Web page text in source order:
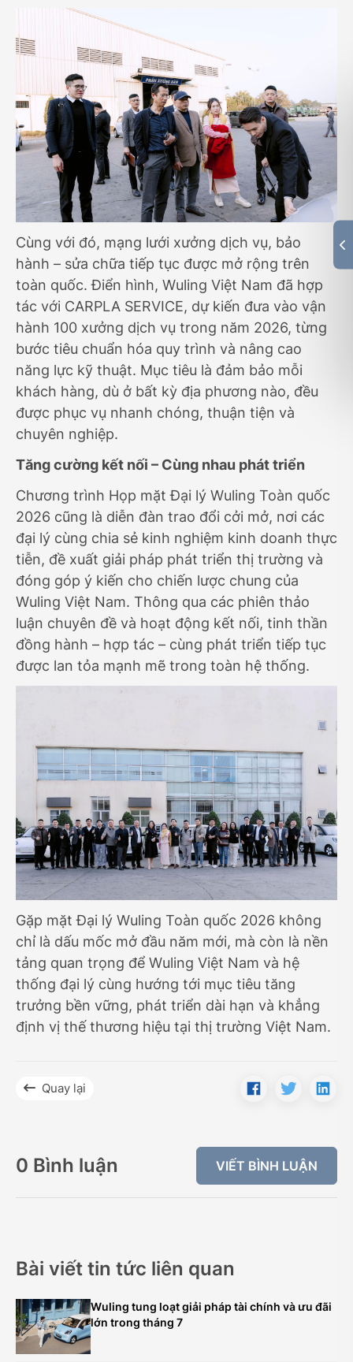
Cùng với đó, mạng lưới xưởng dịch vụ, bảo
hành – sửa chữa tiếp tục được mở rộng trên
toàn quốc. Điển hình, Wuling Việt Nam đã hợp
tác với CARPLA SERVICE, dự kiến đưa vào vận
hành 100 xưởng dịch vụ trong năm 2026, từng
bước tiêu chuẩn hóa quy trình và nâng cao
năng lực kỹ thuật. Mục tiêu là đảm bảo mỗi
khách hàng, dù ở bất kỳ địa phương nào, đều
được phục vụ nhanh chóng, thuận tiện và
chuyên nghiệp.
Tăng cường kết nối – Cùng nhau phát triển
Chương trình Họp mặt Đại lý Wuling Toàn quốc
2026 cũng là diễn đàn trao đổi cởi mở, nơi các
đại lý cùng chia sẻ kinh nghiệm kinh doanh thực
tiễn, đề xuất giải pháp phát triển thị trường và
đóng góp ý kiến cho chiến lược chung của
Wuling Việt Nam. Thông qua các phiên thảo
luận chuyên đề và hoạt động kết nối, tinh thần
đồng hành – hợp tác – cùng phát triển tiếp tục
được lan tỏa mạnh mẽ trong toàn hệ thống.
Gặp mặt Đại lý Wuling Toàn quốc 2026 không
chỉ là dấu mốc mở đầu năm mới, mà còn là nền
tảng quan trọng để Wuling Việt Nam và hệ
thống đại lý cùng hướng tới mục tiêu tăng
trưởng bền vững, phát triển dài hạn và khẳng
định vị thế thương hiệu tại thị trường Việt Nam.
Quay lại
0 Bình luận VIẾT BÌNH LUẬN
Bài viết tin tức liên quan
Wuling tung loạt giải pháp tài chính và ưu đãi
lớn trong tháng 7